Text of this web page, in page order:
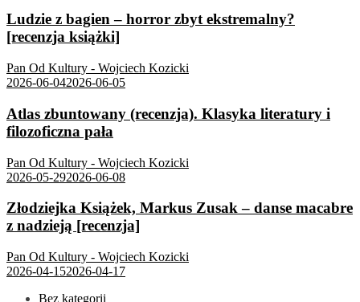
Ludzie z bagien – horror zbyt ekstremalny?
[recenzja książki]
Pan Od Kultury - Wojciech Kozicki
2026-06-042026-06-05
Atlas zbuntowany (recenzja). Klasyka literatury i
filozoficzna pała
Pan Od Kultury - Wojciech Kozicki
2026-05-292026-06-08
Złodziejka Książek, Markus Zusak – danse macabre
z nadzieją [recenzja]
Pan Od Kultury - Wojciech Kozicki
2026-04-152026-04-17
Bez kategorii